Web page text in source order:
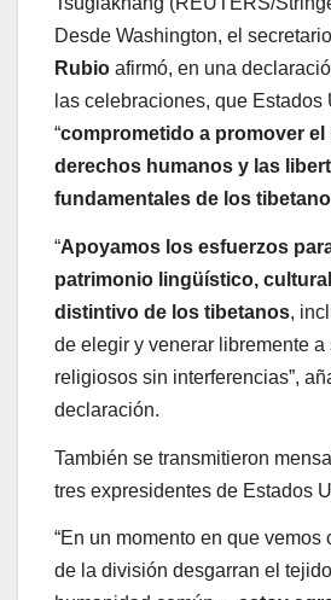
Desde Washington, el
Rubio afirmó, en una
las celebraciones, que Estados
“comprometido a promover
derechos humanos y las
fundamentales de los
“Apoyamos los esfuerzos
patrimonio lingüístico,
distintivo de los tibetanos,
de elegir y venerar libremente a
religiosos sin interferencias”,
declaración.
También se transmitieron
tres expresidentes de Estados
“En un momento en que vemos
de la división desgarran el